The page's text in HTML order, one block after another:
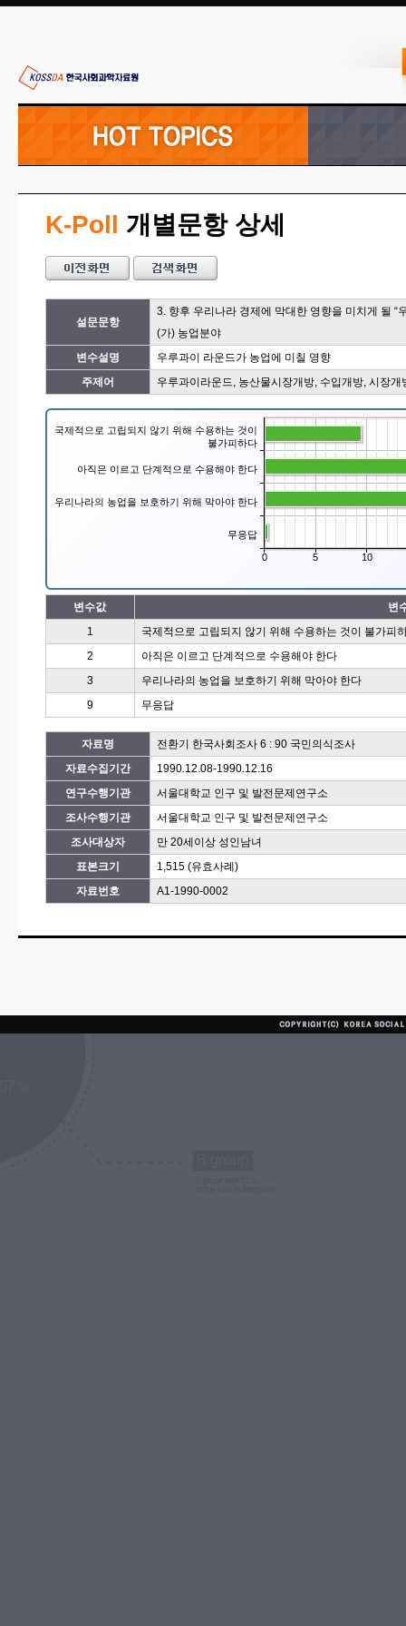
K-Poll 개별문항 상세
설문문항
3. 향후 우리나라 경제에 막대한 영향을 미치게 될
(가) 농업분야
변수설명
우루과이 라운드가 농업에 미칠 영향
주제어
우루과이라운드, 농산물시장개방, 수입개방, 시장개
국제적으로 고립되지 않기 위해 수용하는 것이
불가피하다
아직은 이르고 단계적으로 수용해야 한다
우리나라의 농업을 보호하기 위해 막아야 한다
무응답
0 5 10
변수값
변
1
국제적으로 고립되지 않기 위해 수용하는 것이 불가피
2
아직은 이르고 단계적으로 수용해야 한다
3
우리나라의 농업을 보호하기 위해 막아야 한다
9
무응답
자료명
전환기 한국사회조사 6 : 90 국민의식조사
자료수집기간
1990.12.08-1990.12.16
연구수행기관
서울대학교 인구 및 발전문제연구소
조사수행기관
서울대학교 인구 및 발전문제연구소
조사대상자
만 20세이상 성인남녀
표본크기
1,515 (유효사례)
자료번호
A1-1990-0002